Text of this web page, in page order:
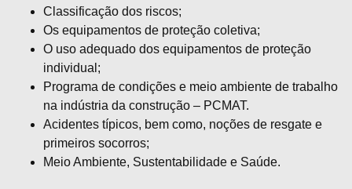
Classificação dos riscos;
Os equipamentos de proteção coletiva;
O uso adequado dos equipamentos de proteção
individual;
Programa de condições e meio ambiente de trabalho
na indústria da construção – PCMAT.
Acidentes típicos, bem como, noções de resgate e
primeiros socorros;
Meio Ambiente, Sustentabilidade e Saúde.